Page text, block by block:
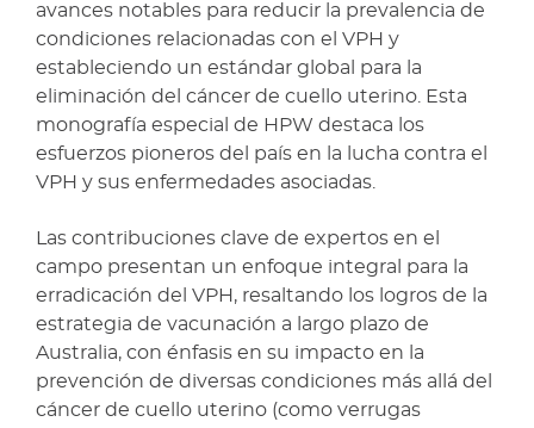
avances notables para reducir la prevalencia de
condiciones relacionadas con el VPH y
estableciendo un estándar global para la
eliminación del cáncer de cuello uterino. Esta
monografía especial de HPW destaca los
esfuerzos pioneros del país en la lucha contra el
VPH y sus enfermedades asociadas.
Las contribuciones clave de expertos en el
campo presentan un enfoque integral para la
erradicación del VPH, resaltando los logros de la
estrategia de vacunación a largo plazo de
Australia, con énfasis en su impacto en la
prevención de diversas condiciones más allá del
cáncer de cuello uterino (como verrugas